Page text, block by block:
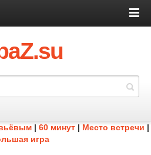
| 60 минут | Место встречи |
игра